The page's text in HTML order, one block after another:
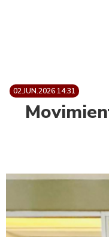
02.JUN.2026 14:31